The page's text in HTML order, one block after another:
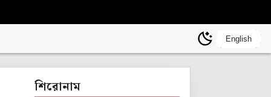
English
শিরোনাম